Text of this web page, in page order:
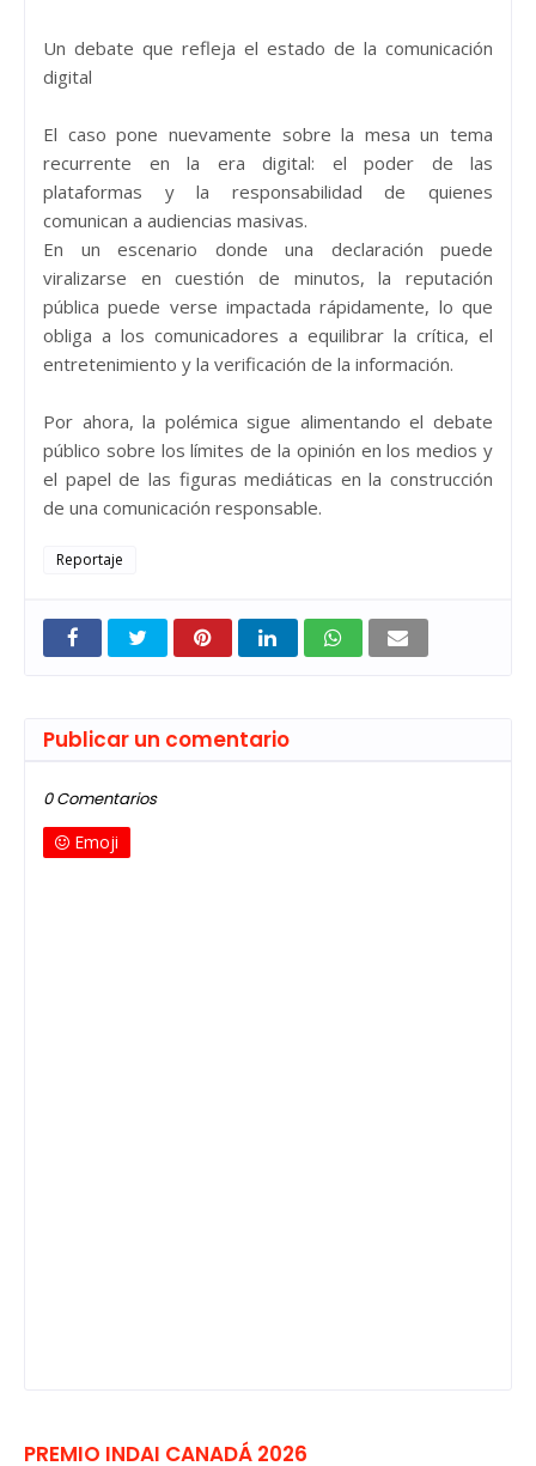
Un debate que refleja el estado de la comunicación
digital
El caso pone nuevamente sobre la mesa un tema
recurrente en la era digital: el poder de las
plataformas y la responsabilidad de quienes
comunican a audiencias masivas.
En un escenario donde una declaración puede
viralizarse en cuestión de minutos, la reputación
pública puede verse impactada rápidamente, lo que
obliga a los comunicadores a equilibrar la crítica, el
entretenimiento y la verificación de la información.
Por ahora, la polémica sigue alimentando el debate
público sobre los límites de la opinión en los medios y
el papel de las figuras mediáticas en la construcción
de una comunicación responsable.
Reportaje
Publicar un comentario
0 Comentarios
Emoji
PREMIO INDAI CANADÁ 2026